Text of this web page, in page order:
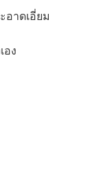
าดเอี่ยม
อง